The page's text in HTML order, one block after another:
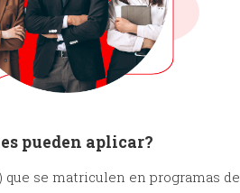
pueden aplicar?
se matriculen en programas